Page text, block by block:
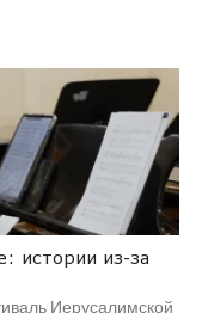
истории из-за
Иерусалимской